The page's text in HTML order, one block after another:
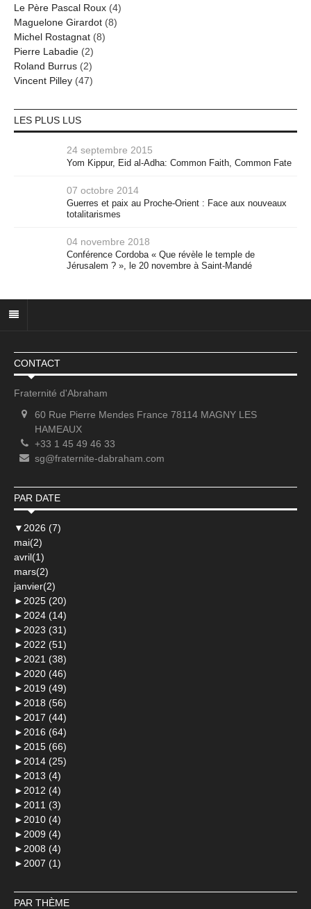
Le Père Pascal Roux (4)
Maguelone Girardot (8)
Michel Rostagnat (8)
Pierre Labadie (2)
Roland Burrus (2)
Vincent Pilley (47)
LES PLUS LUS
24 septembre 2015
Yom Kippur, Eid al-Adha: Common Faith, Common Fate
07 octobre 2014
Guerres et paix au Proche-Orient : Face aux nouveaux
totalitarismes
04 novembre 2018
Conférence Cordoba « Que révèle le temple de
Jérusalem ? », le 20 novembre à Saint-Mandé
CONTACT
Fraternité d'Abraham
60 Rue Pierre Mendes France 78114 MAGNY LES
HAMEAUX
+33 1 45 49 46 33
sg@fraternite-dabraham.com
PAR DATE
▼ 2026 (7)
mai(2)
avril(1)
mars(2)
janvier(2)
► 2025 (20)
► 2024 (14)
► 2023 (31)
► 2022 (51)
► 2021 (38)
► 2020 (46)
► 2019 (49)
► 2018 (56)
► 2017 (44)
► 2016 (64)
► 2015 (66)
► 2014 (25)
► 2013 (4)
► 2012 (4)
► 2011 (3)
► 2010 (4)
► 2009 (4)
► 2008 (4)
► 2007 (1)
PAR THÈME